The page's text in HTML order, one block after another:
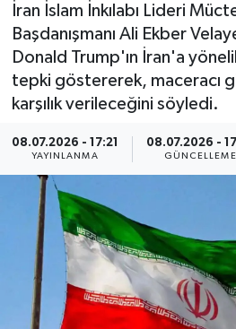
İran İslam İnkılabı Lideri
Başdanışmanı Ali Ekber
Donald Trump'ın İran'a
tepki göstererek, maceracı
karşılık verileceğini söyledi.
08.07.2026 - 17:21
YAYINLANMA
08.07.2026 -
GÜNCELLEME
Sağlık
Si̇yaset
Spor
Yaşam
Anali̇z
Bi̇li̇m & Teknoloji̇
Dünya
Son Dakika Haberleri
Haber Arşivi